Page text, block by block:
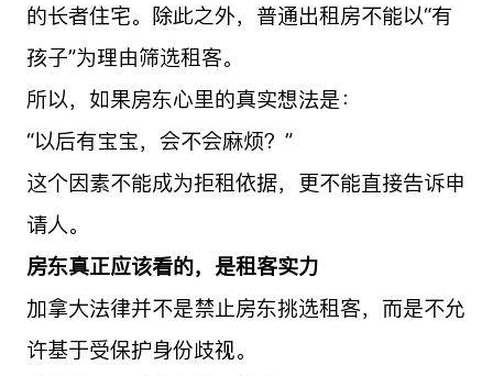
的长者住宅。除此之外，普通出租房不能以“有
孩子”为理由筛选租客。
所以，如果房东心里的真实想法是：
“以后有宝宝，会不会麻烦？”
这个因素不能成为拒租依据，更不能直接告诉申
请人。
房东真正应该看的，是租客实力
加拿大法律并不是禁止房东挑选租客，而是不允
许基于受保护身份歧视。